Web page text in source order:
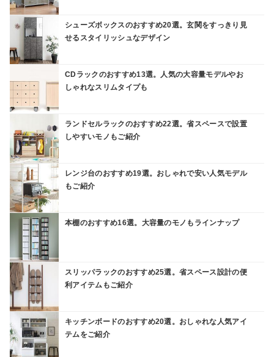
シューズボックスのおすすめ20選。玄関をすっきり見
せるスタイリッシュなデザイン
CDラックのおすすめ13選。人気の大容量モデルやお
しゃれなスリムタイプも
ランドセルラックのおすすめ22選。省スペースで設置
しやすいモノもご紹介
レンジ台のおすすめ19選。おしゃれで安い人気モデル
もご紹介
本棚のおすすめ16選。大容量のモノもラインナップ
スリッパラックのおすすめ25選。省スペース設計の便
利アイテムもご紹介
キッチンボードのおすすめ20選。おしゃれな人気アイ
テムをご紹介